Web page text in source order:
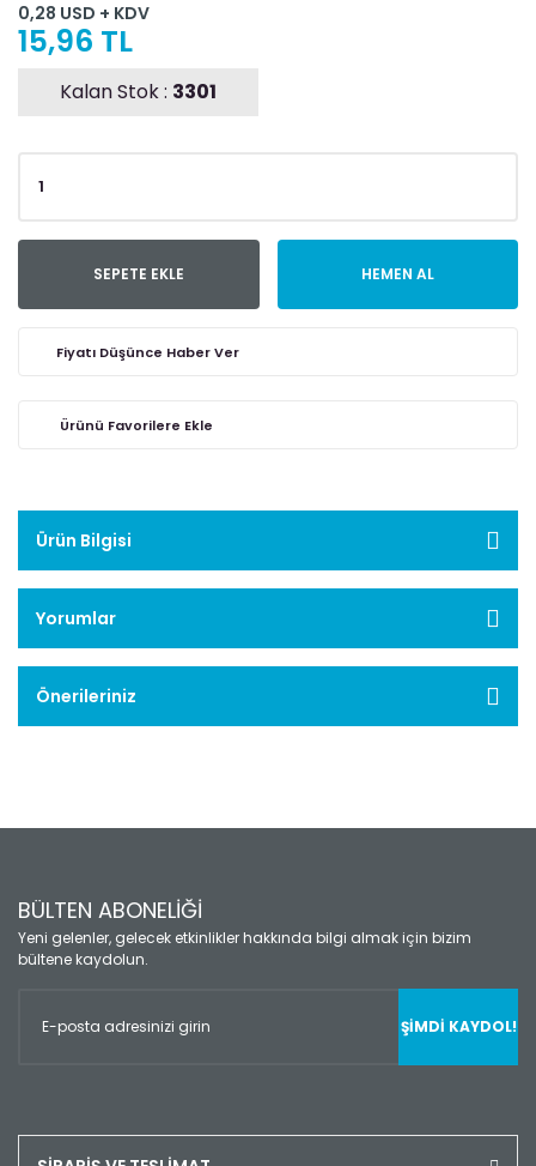
0,28 USD + KDV
15,96 TL
Kalan Stok : 3301
SEPETE EKLE HEMEN AL
Fiyatı Düşünce Haber Ver
Ürün Bilgisi
Yorumlar
Önerileriniz
BÜLTEN ABONELİĞİ
Yeni gelenler, gelecek etkinlikler hakkında bilgi almak için bizim
bültene kaydolun.
ŞİMDİ KAYDOL!